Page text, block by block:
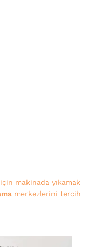
makinada yıkamak
merkezlerini tercih